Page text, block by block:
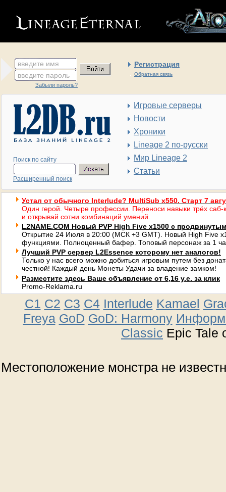
введите имя Регистрация
Обратная связь
введите пароль
Забыли пароль?
Поиск по сайту
Расширенный поиск
Игровые серверы
Новости
Хроники
Lineage 2 по-русски
Мир Lineage 2
Статьи
Устал от обычного Interlude? MultiSub x550. Старт 7
Один герой. Четыре профессии. Переноси навыки трёх саб-
и открывай сотни комбинаций умений.
L2NAME.COM Новый PVP High Five x1500 с
Открытие 24 Июля в 20:00 (МСК +3 GMT). Новый High Five
функциями. Полноценный бафер. Топовый персонаж за 1
Лучший PVP сервер L2Essence которому нет аналогов!
Только у нас всего можно добиться игровым путем без
честной! Каждый день Монеты Удачи за владение замком!
Разместите здесь Ваше объявление от 6,16 у.е. за клик
Promo-Reklama.ru
C1 C2 C3 C4 Interlude Kamael
Freya GoD GoD: Harmony
Classic Epic Tale
Местоположение монстра не